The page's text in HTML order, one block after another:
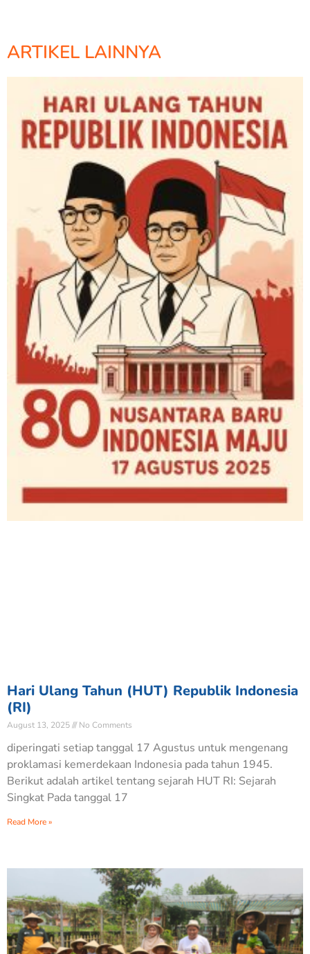
ARTIKEL LAINNYA
Hari Ulang Tahun (HUT) Republik Indonesia
(RI)
August 13, 2025 No Comments
diperingati setiap tanggal 17 Agustus untuk mengenang
proklamasi kemerdekaan Indonesia pada tahun 1945.
Berikut adalah artikel tentang sejarah HUT RI: Sejarah
Singkat Pada tanggal 17
Read More »